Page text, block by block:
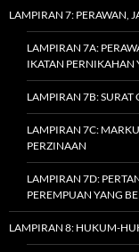
LAMPIRAN 7: PERAWAN,
LAMPIRAN 7A:
IKATAN PERNIKAHAN
LAMPIRAN 7B: SURAT
LAMPIRAN 7C:
PERZINAAN
LAMPIRAN 7D:
PEREMPUAN YANG
LAMPIRAN 8: HUKUM-